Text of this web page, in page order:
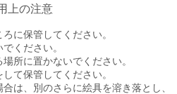
上の注意
に保管してください。
ください。
所に置かないでください。
て保管してください。
は、別のさらに絵具を溶き落とし、